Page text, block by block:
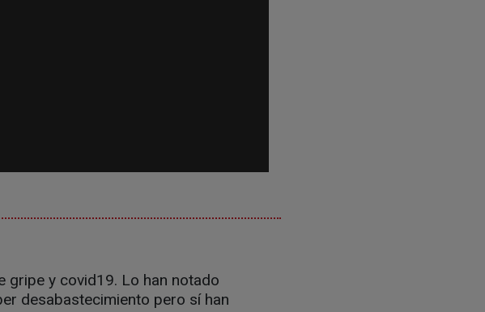
gripe y covid19. Lo han notado
desabastecimiento pero sí han